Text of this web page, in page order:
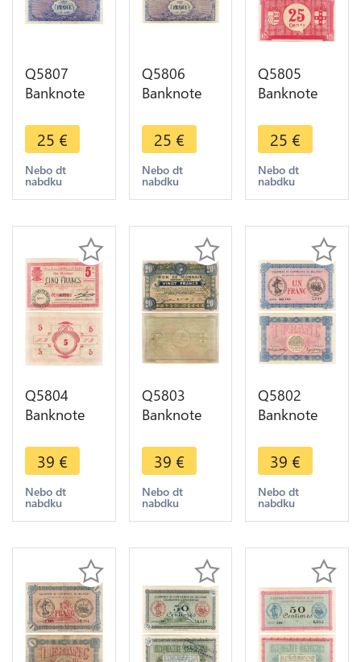
Q5807
Banknote
Francs
Trésor
WWII 1944
Numéro 7 -
offer
25 €
Nebo dt
nabdku
Q5806
Banknote
Francs
Trésor
WWII 1944
Numéro 4 -
offer
25 €
Nebo dt
nabdku
Q5805
Banknote
Roubaix
Tourcoing
25
Centimes
> Make
25 €
Nebo dt
nabdku
Q5804
Banknote
Quentin 5
Francs
Nécessité
1916 AU ->
39 €
Nebo dt
nabdku
Q5803
Banknote
Roubaix
Tourcoing
20 Francs
Nécessité
Make offer
39 €
Nebo dt
nabdku
Q5802
Banknote
Belfort 1
Franc
Semeuse
Nécessité
Make offer
39 €
Nebo dt
nabdku